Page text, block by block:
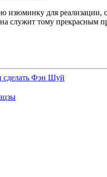
для реализации,
служит тому прекрасным
сделать Фэн Шуй